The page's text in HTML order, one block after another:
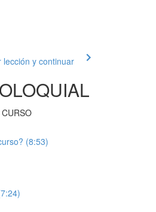
lección y continuar
(8:53)